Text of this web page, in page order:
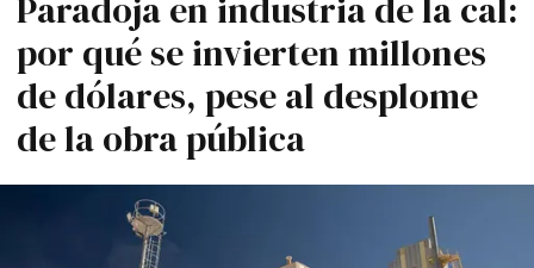
Paradoja en industria de la cal:
por qué se invierten millones
de dólares, pese al desplome
de la obra pública